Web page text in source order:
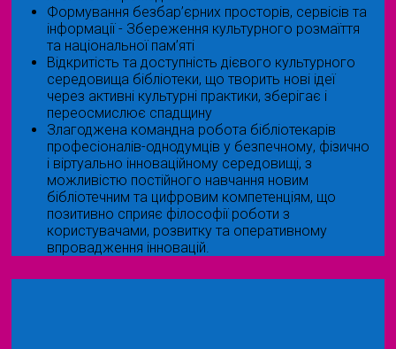
Формування безбар’єрних просторів, сервісів та
інформації - Збереження культурного розмаїття
та національної пам’яті
Відкритість та доступність дієвого культурного
середовища бібліотеки, що творить нові ідеї
через активні культурні практики, зберігає і
переосмислює спадщину
Злагоджена командна робота бібліотекарів
професіоналів-однодумців у безпечному, фізично
і віртуально інноваційному середовищі, з
можливістю постійного навчання новим
бібліотечним та цифровим компетенціям, що
позитивно сприяє філософії роботи з
користувачами, розвитку та оперативному
впровадження інновацій.